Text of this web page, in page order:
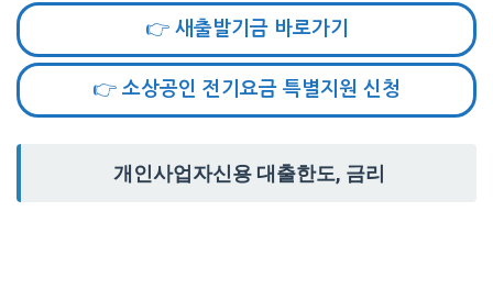
👉 새출발기금 바로가기
👉 소상공인 전기요금 특별지원 신청
개인사업자신용 대출한도, 금리